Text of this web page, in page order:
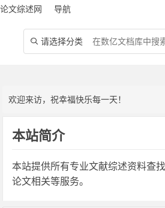
论文综述网 导航
 请选择分类
欢迎来访，祝幸福快乐每一天！
本站简介
本站提供所有专业文献综述资料查
论文相关等服务。